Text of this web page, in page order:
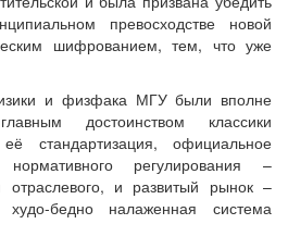
превосходстве новой
шифрованием, тем, что уже
и физфака МГУ были вполне
достоинством классики
стандартизация, официальное
регулирования –
отраслевого, и развитый рынок –
худо-бедно налаженная система